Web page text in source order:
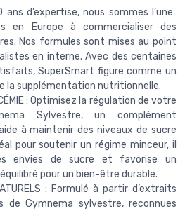
ans d’expertise, nous sommes l’une
en Europe à commercialiser des
Nos formules sont mises au point
en interne. Avec des centaines
SuperSmart figure comme un
la supplémentation nutritionnelle.
: Optimisez la régulation de votre
Sylvestre, un complément
à maintenir des niveaux de sucre
pour soutenir un régime minceur, il
envies de sucre et favorise un
pour un bien-être durable.
: Formulé à partir d’extraits
de Gymnema sylvestre, reconnues